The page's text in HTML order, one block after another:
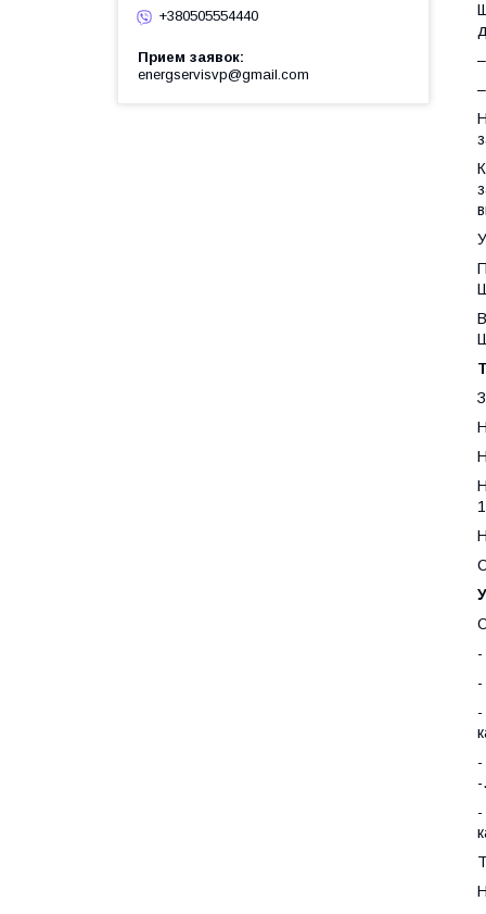
-
-
-
-
-
-
+380505554440
Прием заявок
energservisvp@gmail.com